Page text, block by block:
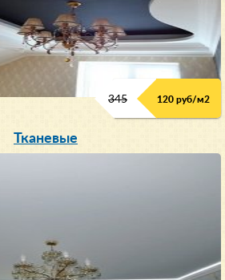
345 120 руб/м2
Тканевые